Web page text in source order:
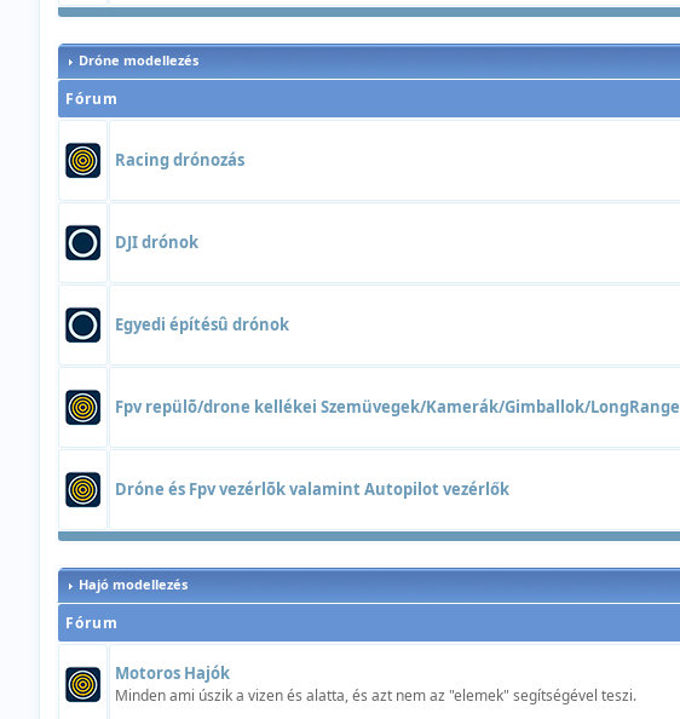
Dróne modellezés
Fórum
Racing drónozás
DJI drónok
Egyedi építésû drónok
Fpv repülõ/drone kellékei Szemüvegek/Kamerák/Gimballok/LongRange
Dróne és Fpv vezérlõk valamint Autopilot vezérlők
Hajó modellezés
Fórum
Motoros Hajók
Minden ami úszik a vizen és alatta, és azt nem az "elemek" segítségével teszi.